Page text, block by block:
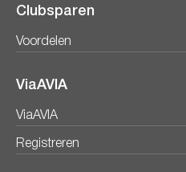
Clubsparen
Voordelen
ViaAVIA
ViaAVIA
Registreren